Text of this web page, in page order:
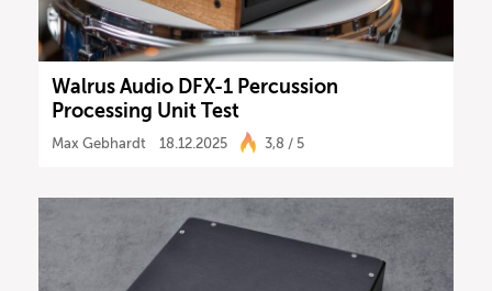
Walrus Audio DFX-1 Percussion
Processing Unit Test
Max Gebhardt 18.12.2025 3,8 / 5